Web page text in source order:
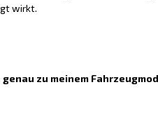
wirkt.
zu meinem